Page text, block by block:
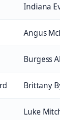
Indiana
Angus
Burgess
Brittany
Luke